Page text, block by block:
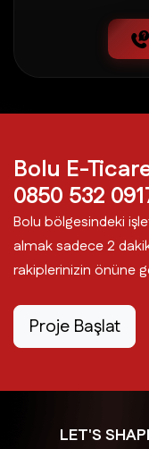
Yeniçağa E-
Bolu E-
0850 532
Bolu bölgesindeki
almak sadece 2
rakiplerinizin önüne
Proje Başlat
LET'S